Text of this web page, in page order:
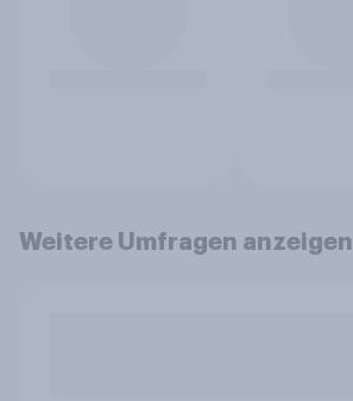
Weitere Umfragen anzeigen